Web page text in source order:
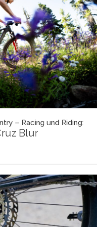
– Racing und Riding:
Blur